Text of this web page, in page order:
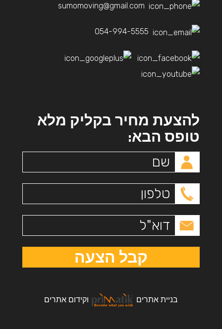
sumomoving@gmail.com
054-994-5555
להצעת מחיר בקליק מלא
טופס הבא:
קבל הצעה
בניית אתרים וקידום אתרים